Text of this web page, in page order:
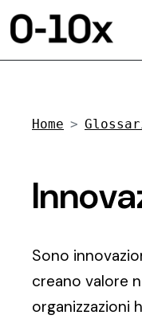
Home
Sono
creano valore
organizzazioni